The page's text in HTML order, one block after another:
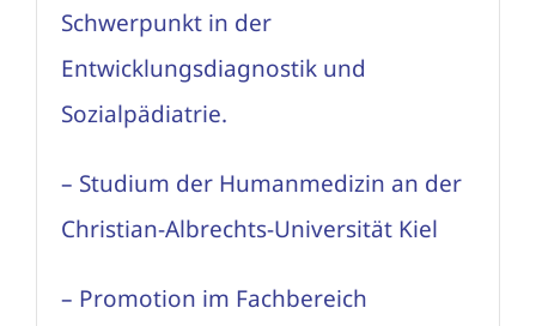
Schwerpunkt in der
Entwicklungsdiagnostik und
Sozialpädiatrie.
– Studium der Humanmedizin an der
Christian-Albrechts-Universität Kiel
– Promotion im Fachbereich